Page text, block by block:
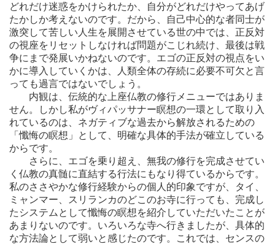
どれだけ迷惑をかけられたか、自分がどれだけやってあげ
たかしか考えないのです。だから、自己中心的な者同士が
激突して苦しい人生を展開させている世の中では、正反対
の視座をリセットしなければ問題がこじれ続け、最後は戦
争にまで発展いかねないのです。エゴの正反対の視点をい
かに導入していくかは、人類全体の存続に必要不可欠と言
っても過言ではないでしょう。
内観は、伝統的な上座仏教の修行メニューではありま
せん。しかし私がヴィパッサナー瞑想の一環として取り入
れているのは、ネガティブな過去から解放されるための
「懺悔の瞑想」として、明確な具体的手法が確立している
からです。
さらに、エゴを乗り超え、無我の修行を完成させてい
く仏教の真髄に直結する行法にもなり得ているからです。
私のささやかな修行経験からの個人的印象ですが、タイ、
ミャンマー、スリランカのどこのお寺に行っても、完成し
たシステムとして懺悔の瞑想を紹介していただいたことが
あまりないのです。いろいろな寺へ行きましたが、具体的
な方法論として弱いと感じたのです。これでは、センスの